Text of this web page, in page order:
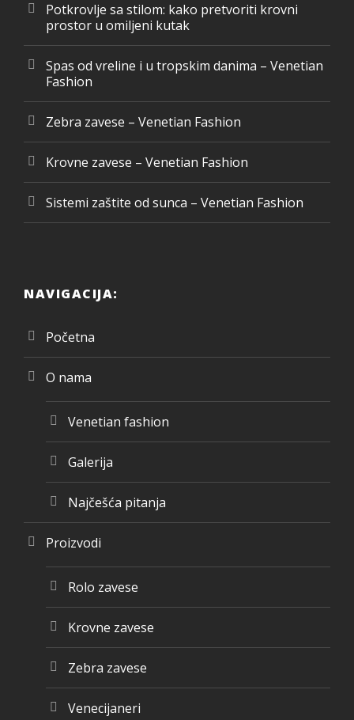
Potkrovlje sa stilom: kako pretvoriti krovni
prostor u omiljeni kutak
Spas od vreline i u tropskim danima – Venetian
Fashion
Zebra zavese – Venetian Fashion
Krovne zavese – Venetian Fashion
Sistemi zaštite od sunca – Venetian Fashion
NAVIGACIJA:
Početna
O nama
Venetian fashion
Galerija
Najčešća pitanja
Proizvodi
Rolo zavese
Krovne zavese
Zebra zavese
Venecijaneri